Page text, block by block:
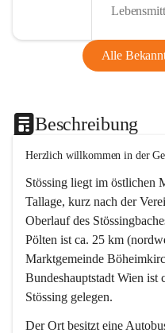
Alle
Beschreibung
Herzlich willkommen in der
Stössing liegt im östlichen
Tallage, kurz nach der
Oberlauf des
Pölten ist ca. 25 km
Marktgemeinde
Bundeshauptstadt Wien ist
Stössing gelegen.
Der Ort besitzt eine